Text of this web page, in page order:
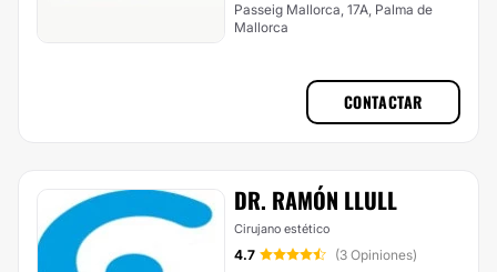
Passeig Mallorca, 17A, Palma de
Mallorca
CONTACTAR
DR. RAMÓN LLULL
Cirujano estético
4.7
(3 Opiniones)